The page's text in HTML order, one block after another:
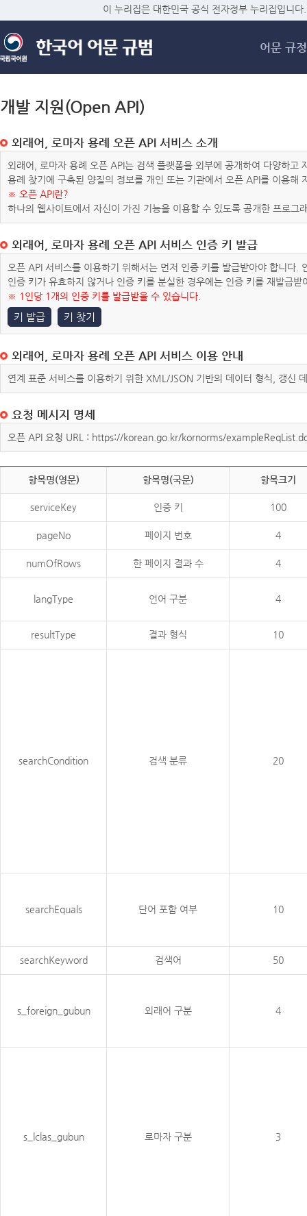
메
이 누리집은 대한민국 공식 전자정부 누리집입니다.
어문 규정
개발 지원(Open API)
외래어, 로마자 용례 오픈 API 서비스 소개
외래어, 로마자 용례 오픈 API는 검색 플랫폼을 외부에 공개하여 다양하
용례 찾기에 구축된 양질의 정보를 개인 또는 기관에서 오픈 API를 이용해
※ 오픈 API란?
하나의 웹사이트에서 자신이 가진 기능을 이용할 수 있도록 공개한 프로그
외래어, 로마자 용례 오픈 API 서비스 인증 키 발급
오픈 API 서비스를 이용하기 위해서는 먼저 인증 키를 발급받아야 합니다
인증 키가 유효하지 않거나 인증 키를 분실한 경우에는 인증 키를 재발급받
※ 1인당 1개의 인증 키를 발급받을 수 있습니다.
키 발급 키 찾기
외래어, 로마자 용례 오픈 API 서비스 이용 안내
연계 표준 서비스를 이용하기 위한 XML/JSON 기반의 데이터 형식, 갱신
요청 메시지 명세
오픈 API 요청 URL : https://korean.go.kr/kornorms/
항목명(영문) 항목명(국문) 항목크기
serviceKey 인증 키 100
pageNo 페이지 번호 4
numOfRows 한 페이지 결과 수 4
langType 언어 구분 4
resultType 결과 형식 10
searchCondition 검색 분류 20
searchEquals 단어 포함 여부 10
searchKeyword 검색어 50
s_foreign_gubun 외래어 구분 4
s_lclas_gubun 로마자 구분 3